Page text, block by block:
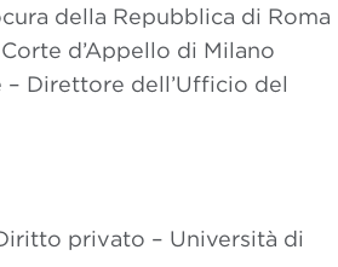
della Repubblica di Roma
d’Appello di Milano
– Direttore dell’Ufficio del
privato – Università di